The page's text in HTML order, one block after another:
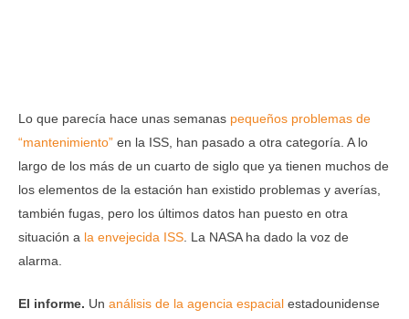
Lo que parecía hace unas semanas pequeños problemas de
“mantenimiento” en la ISS, han pasado a otra categoría. A lo
largo de los más de un cuarto de siglo que ya tienen muchos de
los elementos de la estación han existido problemas y averías,
también fugas, pero los últimos datos han puesto en otra
situación a la envejecida ISS . La NASA ha dado la voz de
alarma.
El informe. Un análisis de la agencia espacial estadounidense